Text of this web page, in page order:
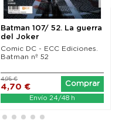
Batman 107/ 52. La guerra
del Joker
Comic DC - ECC Ediciones.
Batman nº 52
4,70 €
4,95 €
Comprar
Envío 24/48 h